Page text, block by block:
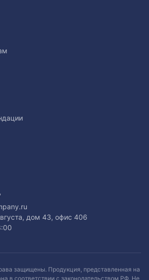
дом 43, офис 406
защищены. Продукция, представленная на
в соответствии с законодательством РФ. Не